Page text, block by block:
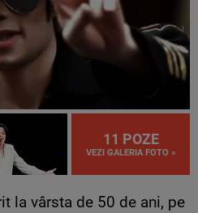
11 POZE
VEZI GALERIA FOTO »
la vârsta de 50 de ani, pe